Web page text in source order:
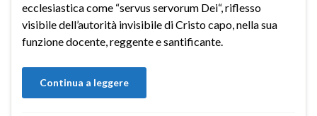
ecclesiastica come “servus servorum Dei“, riflesso
visibile dell’autorità invisibile di Cristo capo, nella sua
funzione docente, reggente e santificante.
Continua a leggere